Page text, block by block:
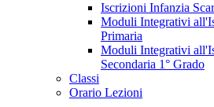
Iscrizioni Infanzia
Moduli Integrativi
Primaria
Moduli Integrativi
Secondaria 1° Grado
Classi
Orario Lezioni